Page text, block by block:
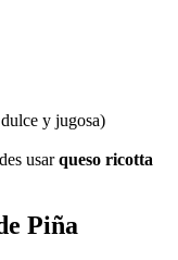
y jugosa)
usarqueso ricotta
Piña